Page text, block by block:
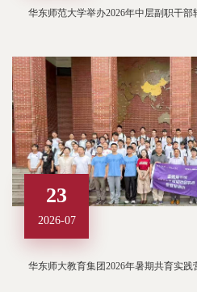
华东师范大学举办2026年中层副职干部
23
2026-07
华东师大教育集团2026年暑期共育实践